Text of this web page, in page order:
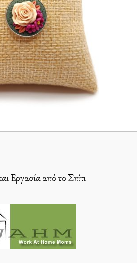
Εργασία από το Σπίτι